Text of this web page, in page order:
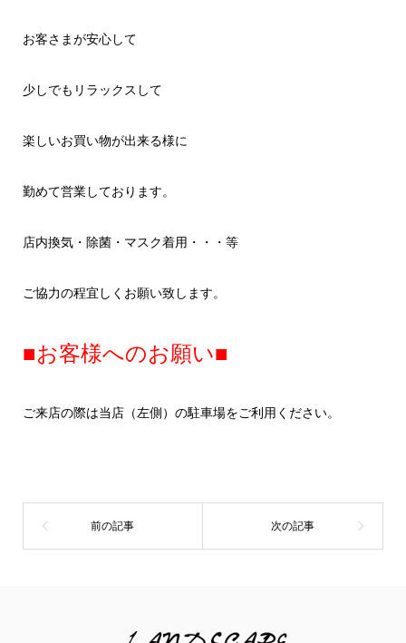
お客さまが安心して
少しでもリラックスして
楽しいお買い物が出来る様に
勤めて営業しております。
店内換気・除菌・マスク着用・・・等
ご協力の程宜しくお願い致します。
■お客様へのお願い■
ご来店の際は当店（左側）の駐車場をご利用ください。